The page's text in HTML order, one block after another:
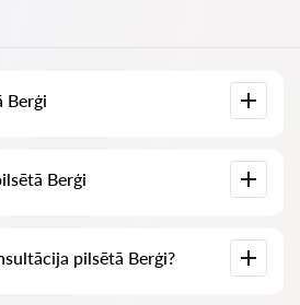
Berģi
tālruņa numurs un
Berģi
atsauksmes un nav
pilsētā Berģi?